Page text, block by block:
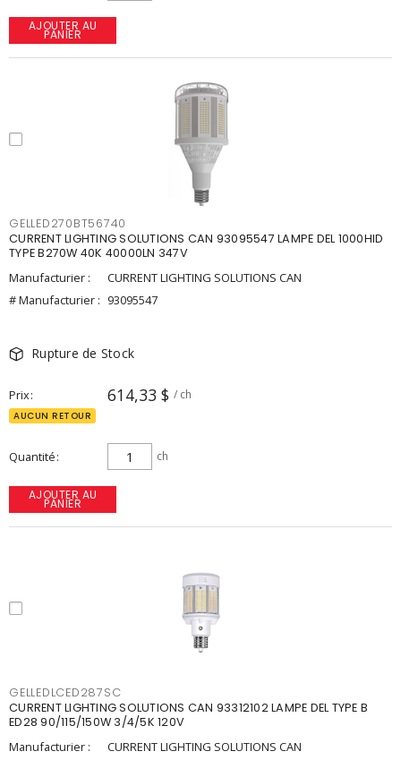
AJOUTER AU
PANIER
GELLED270BT56740
CURRENT LIGHTING SOLUTIONS CAN 93095547 LAMPE DEL 1000HID
TYPE B270W 40K 40000LN 347V
Manufacturier :
CURRENT LIGHTING SOLUTIONS CAN
# Manufacturier : 93095547
Rupture de Stock
Prix 614,33 $ / ch
AUCUN RETOUR
Quantité ch
AJOUTER AU
PANIER
GELLEDLCED287SC
CURRENT LIGHTING SOLUTIONS CAN 93312102 LAMPE DEL TYPE B
ED28 90/115/150W 3/4/5K 120V
Manufacturier :
CURRENT LIGHTING SOLUTIONS CAN